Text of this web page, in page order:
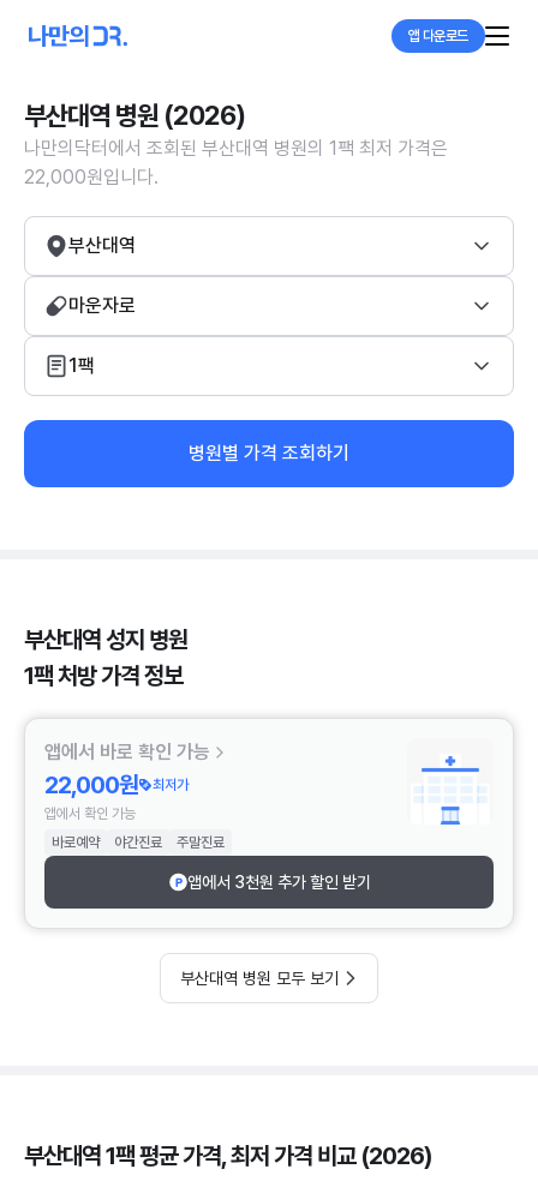
앱 다운로드
부산대역 병원 (2026)
나만의닥터에서 조회된 부산대역 병원의 1팩 최저 가격은
22,000원입니다.
부산대역
마운자로
1팩
병원별 가격 조회하기
부산대역 성지 병원
1팩 처방 가격 정보
앱에서 바로 확인 가능
22,000원
최저가
앱에서 확인 가능
바로예약
야간진료 주말진료
앱에서 3천원 추가 할인 받기
부산대역 병원 모두 보기
부산대역 1팩 평균 가격, 최저 가격 비교 (2026)